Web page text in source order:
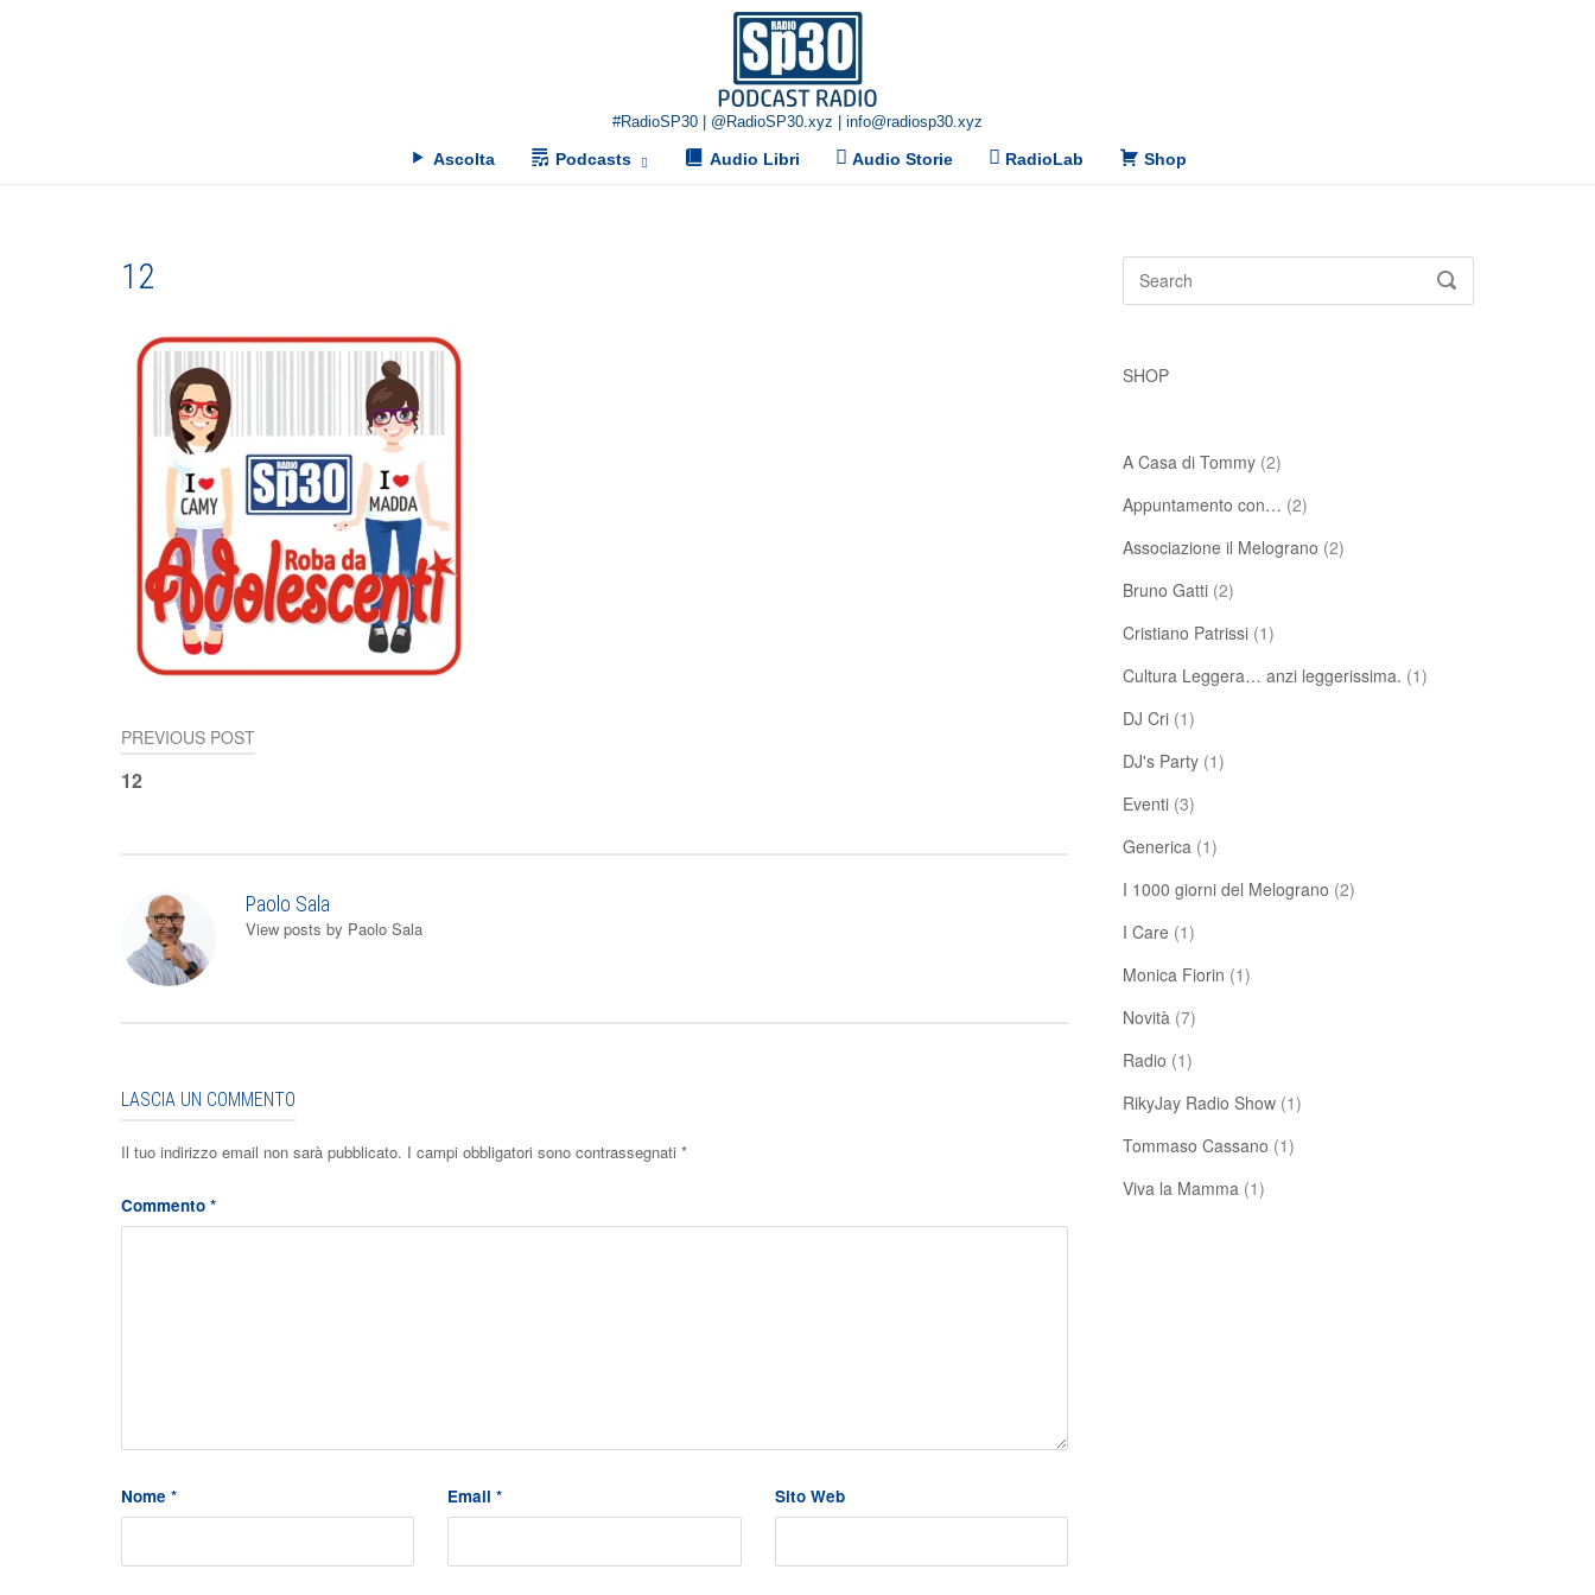
Home
#RadioSP30 | @RadioSP30.xyz | info@radiosp30.xyz
Ascolta Podcasts Audio Libri Audio Storie RadioLab Shop
12
Navigazione
PREVIOUS POST
12
Paolo Sala
View posts by Paolo Sala
LASCIA UN COMMENTO
Il tuo indirizzo email non sarà pubblicato. I campi obbligatori sono contrassegnati *
Commento *
Nome * Email* Sito Web
Search
SEARCH
SHOP
A Casa di Tommy(2)
Appuntamento con… (2)
Associazione il Melograno (2)
Bruno Gatti(2)
Cristiano Patrissi(1)
Cultura Leggera… anzi leggerissima. (1)
DJ Cri(1)
DJ's Party(1)
Eventi(3)
Generica(1)
I 1000 giorni del Melograno (2)
I Care (1)
Monica Fiorin (1)
Novità(7)
Radio (1)
RikyJay Radio Show(1)
Tommaso Cassano (1)
Viva la Mamma(1)